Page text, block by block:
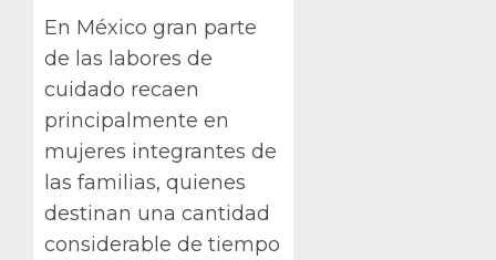
En México gran parte
de las labores de
cuidado recaen
principalmente en
mujeres integrantes de
las familias, quienes
destinan una cantidad
considerable de tiempo